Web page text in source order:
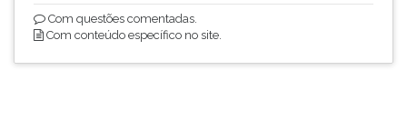
Com questões comentadas.
Com conteúdo específico no site.